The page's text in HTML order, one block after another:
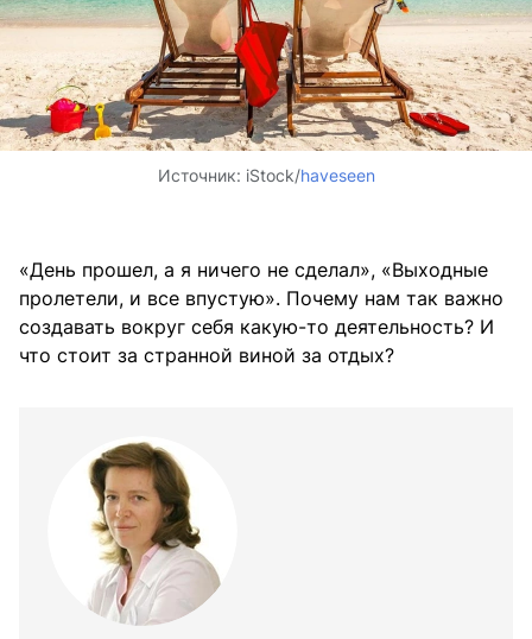
Источник: iStock/haveseen
«День прошел, а я ничего не сделал», «Выходные
пролетели, и все впустую». Почему нам так важно
создавать вокруг себя какую-то деятельность? И
что стоит за странной виной за отдых?